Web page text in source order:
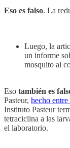
Eso es falso. La
Luego, la
un informe
mosquito al
Eso también es
Pasteur, hecho
Instituto Pasteur
tetraciclina a las
el laboratorio.